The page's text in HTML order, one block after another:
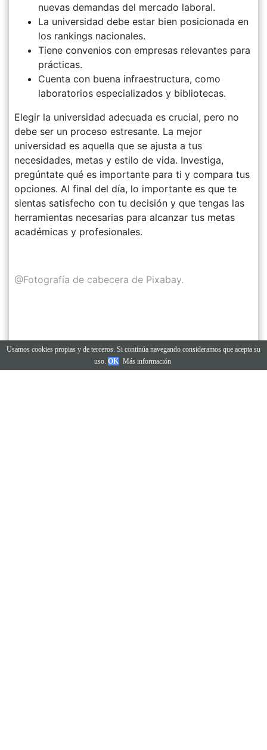
nuevas demandas del mercado laboral.
La universidad debe estar bien posicionada en
los rankings nacionales.
Tiene convenios con empresas relevantes para
prácticas.
Cuenta con buena infraestructura, como
laboratorios especializados y bibliotecas.
Elegir la universidad adecuada es crucial, pero no
debe ser un proceso estresante. La mejor
universidad es aquella que se ajusta a tus
necesidades, metas y estilo de vida. Investiga,
pregúntate qué es importante para ti y compara tus
opciones. Al final del día, lo importante es que te
sientas satisfecho con tu decisión y que tengas las
herramientas necesarias para alcanzar tus metas
académicas y profesionales.
@Fotografía de cabecera de Pixabay.
Usamos cookies propias y de terceros. Si continúa navegando consideramos que acepta su
uso. OK Más información